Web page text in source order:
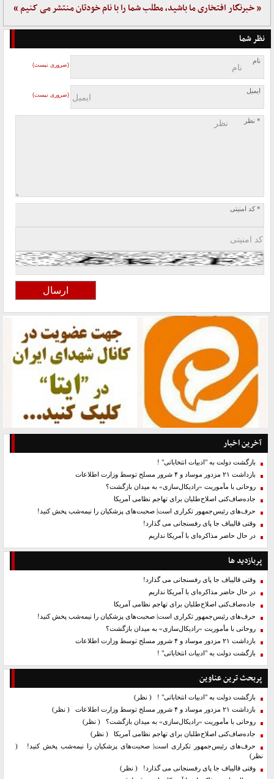
« خبرنگار افتخاری ما باشید، مطلب شما را با نام خودتان منتشر می کنیم »
نظر شما
نام
(ضروری نیست)
ایمیل
(ضروری نیست)
* نظر
* کد امنیتی
آخرین اخبار
بازگشت دولت به "ادبیات انتخاباتی" !
بازداشت ۲۱ مزدور موساد و ۴ شرور مسلح توسط وزارت اطلاعات
روحانی با مأموریت «رادیکال‌سازی» به میدان بازگشت؟
جاده‌صاف‌کنی اصلاح‌طلبان برای تهاجم نظامی آمریکا
حرف‌های رئیس‌جمهور تکراری است| صحبت‌های پزشکیان را نیمه‌شب پخش کنید!
وقتی قالیباف جا پای رفسنجانی می گذارد!
در حال حاضر مذاکره‌ای با آمریکا نداریم
پربازدید ها
وقتی قالیباف جا پای رفسنجانی می گذارد!
در حال حاضر مذاکره‌ای با آمریکا نداریم
جاده‌صاف‌کنی اصلاح‌طلبان برای تهاجم نظامی آمریکا
حرف‌های رئیس‌جمهور تکراری است| صحبت‌های پزشکیان را نیمه‌شب پخش کنید!
روحانی با مأموریت «رادیکال‌سازی» به میدان بازگشت؟
بازداشت ۲۱ مزدور موساد و ۴ شرور مسلح توسط وزارت اطلاعات
بازگشت دولت به "ادبیات انتخاباتی" !
پربحث ترین عناوین
بازگشت دولت به "ادبیات انتخاباتی" ! ( نظر)
بازداشت ۲۱ مزدور موساد و ۴ شرور مسلح توسط وزارت اطلاعات
( نظر)
روحانی با مأموریت «رادیکال‌سازی» به میدان بازگشت؟ ( نظر)
جاده‌صاف‌کنی اصلاح‌طلبان برای تهاجم نظامی آمریکا
( نظر)
حرف‌های رئیس‌جمهور تکراری است| صحبت‌های پزشکیان را نیمه‌شب پخش کنید!
(
نظر)
وقتی قالیباف جا پای رفسنجانی می گذارد! ( نظر)